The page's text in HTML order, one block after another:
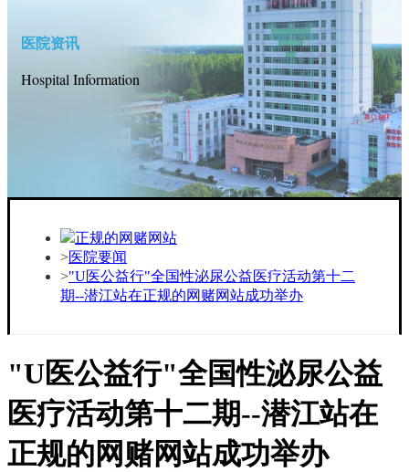
医院资讯
Hospital Information
正规的网赌网站
医院要闻
"U医公益行"全国性泌尿公益医疗活动第十二
期--潜江站在正规的网赌网站成功举办
"U医公益行"全国性泌尿公益
医疗活动第十二期--潜江站在
正规的网赌网站成功举办